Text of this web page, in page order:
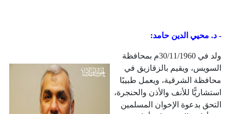
- د. محيي الدين حامد:
ولد في 30/11/1960م بمحافظة
السويس، ويقيم بالزقازيق في
محافظة الشرقية، ويعمل طبيبًا
استشاريًّا للأنف والأذن والحنجرة،
التحق بدعوة الإخوان المسلمين